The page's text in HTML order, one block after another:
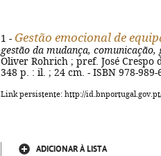
1 - Gestão emocional de
gestão da mudança, comunicação,
Oliver Rohrich ; pref. José Crespo
348 p. : il. ; 24 cm. - ISBN 978-989-
Link persistente: http://
ADICIONAR À LISTA